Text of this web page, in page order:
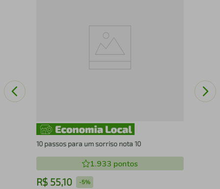
10 passos para um sorriso nota 10
1.933 pontos
R$ 55,10 -5%